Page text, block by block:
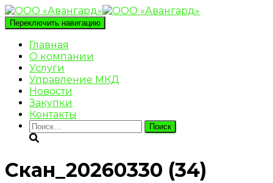
Переключить навигацию
Главная
О компании
Услуги
Управление МКД
Новости
Закупки
Контакты
Найти:
Скан_20260330 (34)